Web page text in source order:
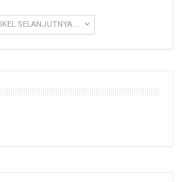
SELANJUTNYA ...